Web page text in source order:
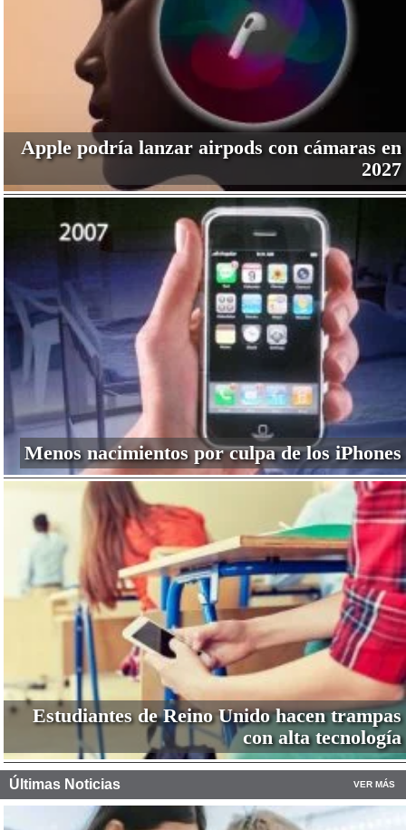
Apple podría lanzar airpods con cámaras en
2027
Menos nacimientos por culpa de los iPhones
Estudiantes de Reino Unido hacen trampas
con alta tecnología
Últimas Noticias VER MÁS